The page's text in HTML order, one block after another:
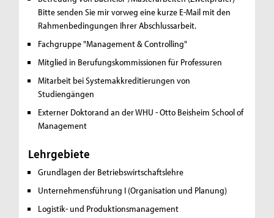
Bitte senden Sie mir vorweg eine kurze E-Mail mit den
Rahmenbedingungen Ihrer Abschlussarbeit.
Fachgruppe "Management & Controlling"
Mitglied in Berufungskommissionen für Professuren
Mitarbeit bei Systemakkreditierungen von
Studiengängen
Externer Doktorand an der WHU - Otto Beisheim School of
Management
Lehrgebiete
Grundlagen der Betriebswirtschaftslehre
Unternehmensführung I (Organisation und Planung)
Logistik- und Produktionsmanagement